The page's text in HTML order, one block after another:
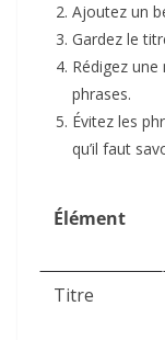
Ajoutez un
Gardez le
Rédigez
phrases.
Évitez les
qu’il faut
Élément
Titre